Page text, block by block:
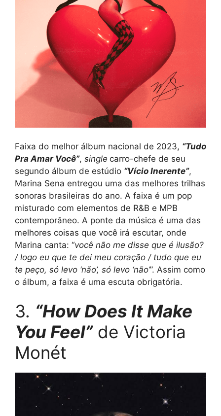
Faixa do melhor álbum nacional de 2023, “Tudo
Pra Amar Você”, single carro-chefe de seu
segundo álbum de estúdio “Vício Inerente”,
Marina Sena entregou uma das melhores trilhas
sonoras brasileiras do ano. A faixa é um pop
misturado com elementos de R&B e MPB
contemporâneo. A ponte da música é uma das
melhores coisas que você irá escutar, onde
Marina canta: “você não me disse que é ilusão?
/ logo eu que te dei meu coração / tudo que eu
te peço, só levo ‘não’, só levo ‘não’”. Assim como
o álbum, a faixa é uma escuta obrigatória.
3. “How Does It Make
You Feel”de Victoria
Monét